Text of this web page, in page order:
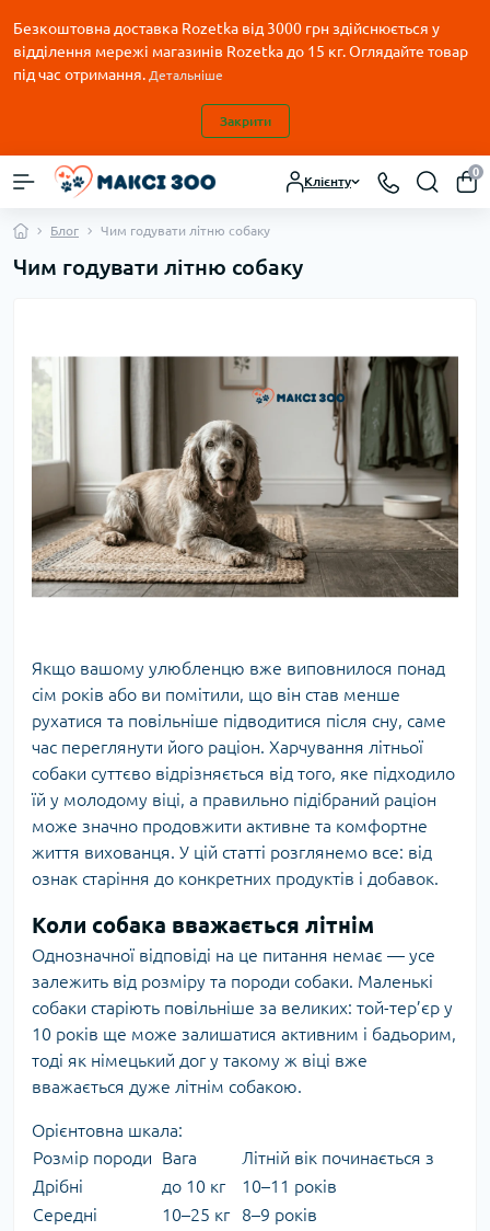
Безкоштовна доставка Rozetka від 3000 грн здійснюється у
відділення мережі магазинів Rozetka до 15 кг. Оглядайте товар
під час отримання. Детальніше
Закрити
Клієнту
0
Блог Чим годувати літню собаку
Чим годувати літню собаку
Якщо вашому улюбленцю вже виповнилося понад
сім років або ви помітили, що він став менше
рухатися та повільніше підводитися після сну, саме
час переглянути його раціон. Харчування літньої
собаки суттєво відрізняється від того, яке підходило
їй у молодому віці, а правильно підібраний раціон
може значно продовжити активне та комфортне
життя вихованця. У цій статті розглянемо все: від
ознак старіння до конкретних продуктів і добавок.
Коли собака вважається літнім
Однозначної відповіді на це питання немає — усе
залежить від розміру та породи собаки. Маленькі
собаки старіють повільніше за великих: той-тер’єр у
10 років ще може залишатися активним і бадьорим,
тоді як німецький дог у такому ж віці вже
вважається дуже літнім собакою.
Орієнтовна шкала:
Розмір породи
Вага
Літній вік починається з
Дрібні
до 10 кг
10–11 років
Середні
10–25 кг
8–9 років